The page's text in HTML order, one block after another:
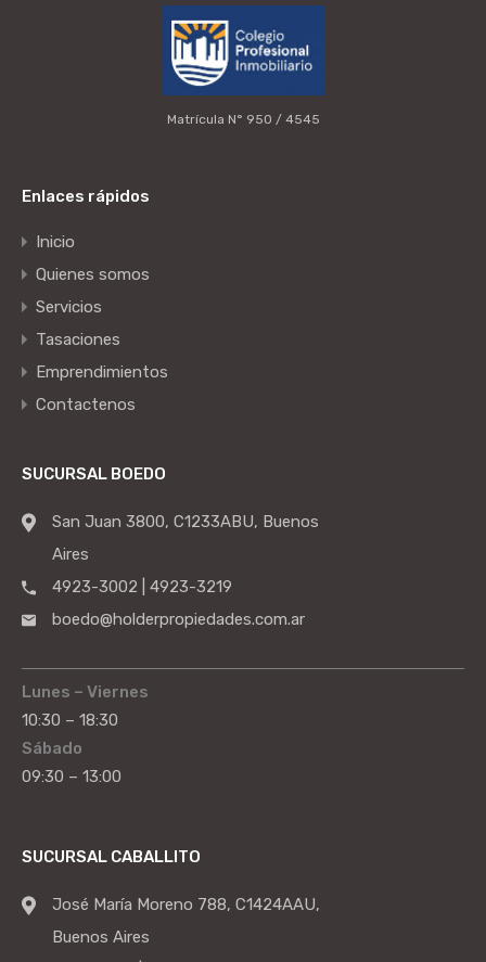
Matrícula N° 950 / 4545
Enlaces rápidos
Inicio
Quienes somos
Servicios
Tasaciones
Emprendimientos
Contactenos
SUCURSAL BOEDO
San Juan 3800, C1233ABU, Buenos
Aires
4923-3002 | 4923-3219
boedo@holderpropiedades.com.ar
Lunes – Viernes
10:30 – 18:30
Sábado
09:30 – 13:00
SUCURSAL CABALLITO
José María Moreno 788, C1424AAU,
Buenos Aires